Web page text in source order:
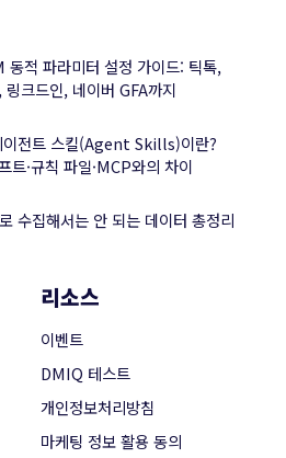
동적 파라미터 설정 가이드: 틱톡,
링크드인, 네이버 GFA까지
전트 스킬(Agent Skills)이란?
트·규칙 파일·MCP와의 차이
수집해서는 안 되는 데이터 총정리
리소스
이벤트
DMIQ 테스트
개인정보처리방침
마케팅 정보 활용 동의